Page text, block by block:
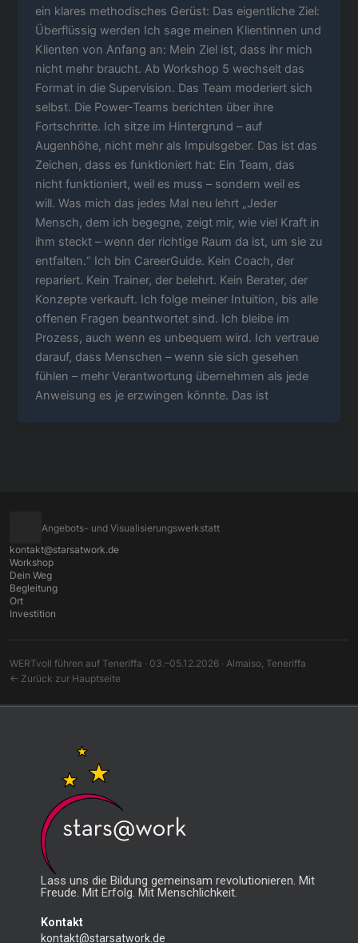
ein klares methodisches Gerüst: Das eigentliche Ziel:
Überflüssig werden Ich sage meinen Klientinnen und
Klienten von Anfang an: Mein Ziel ist, dass ihr mich
nicht mehr braucht. Ab Workshop 5 wechselt das
Format in die Supervision. Das Team moderiert sich
selbst. Die Power-Teams berichten über ihre
Fortschritte. Ich sitze im Hintergrund – auf
Augenhöhe, nicht mehr als Impulsgeber. Das ist das
Zeichen, dass es funktioniert hat: Ein Team, das
nicht funktioniert, weil es muss – sondern weil es
will. Was mich das jedes Mal neu lehrt „Jeder
Mensch, dem ich begegne, zeigt mir, wie viel Kraft in
ihm steckt – wenn der richtige Raum da ist, um sie zu
entfalten.“ Ich bin CareerGuide. Kein Coach, der
repariert. Kein Trainer, der belehrt. Kein Berater, der
Konzepte verkauft. Ich folge meiner Intuition, bis alle
offenen Fragen beantwortet sind. Ich bleibe im
Prozess, auch wenn es unbequem wird. Ich vertraue
darauf, dass Menschen – wenn sie sich gesehen
fühlen – mehr Verantwortung übernehmen als jede
Anweisung es je erzwingen könnte. Das ist
Angebots- und Visualisierungswerkstatt
Workshop
Dein Weg
Begleitung
Ort
Investition
kontakt@starsatwork.de
WERTvoll führen auf Teneriffa · 03.–05.12.2026 · Almaiso, Teneriffa
← Zurück zur Hauptseite
Lass uns die Bildung gemeinsam revolutionieren. Mit
Freude. Mit Erfolg. Mit Menschlichkeit.
Kontakt
kontakt@starsatwork.de